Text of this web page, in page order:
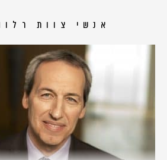
אנשי צוות